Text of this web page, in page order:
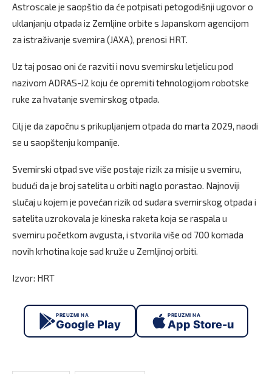
Astroscale je saopštio da će potpisati petogodišnji ugovor o
uklanjanju otpada iz Zemljine orbite s Japanskom agencijom
za istraživanje svemira (JAXA), prenosi HRT.
Uz taj posao oni će razviti i novu svemirsku letjelicu pod
nazivom ADRAS-J2 koju će opremiti tehnologijom robotske
ruke za hvatanje svemirskog otpada.
Cilj je da započnu s prikupljanjem otpada do marta 2029, naodi
se u saopštenju kompanije.
Svemirski otpad sve više postaje rizik za misije u svemiru,
budući da je broj satelita u orbiti naglo porastao. Najnoviji
slučaj u kojem je povećan rizik od sudara svemirskog otpada i
satelita uzrokovala je kineska raketa koja se raspala u
svemiru početkom avgusta, i stvorila više od 700 komada
novih krhotina koje sad kruže u Zemljinoj orbiti.
Izvor: HRT
PREUZMI NA
Google Play
PREUZMI NA
App Store-u